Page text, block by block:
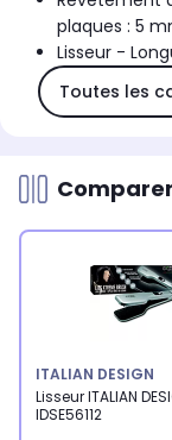
plaques : 5
Lisseur -
Toutes les
ITALIAN DESIGN
Lisseur ITALIAN
IDSE56112